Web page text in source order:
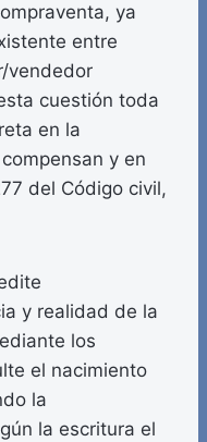
ya
entre
vendedor
cuestión toda
en la
y en
del Código civil,
y realidad de la
los
el nacimiento
la
la escritura el